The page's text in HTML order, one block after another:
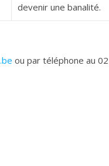
devenir une banalité.
ou par téléphone au